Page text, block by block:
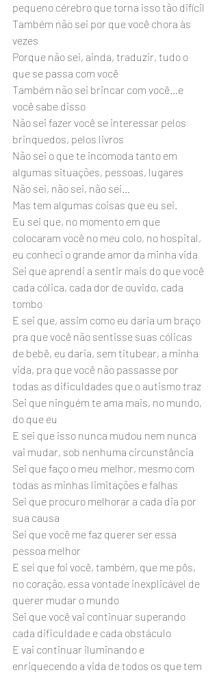
pequeno cérebro que torna isso tão difícil
Também não sei por que você chora às
vezes
Porque não sei, ainda, traduzir, tudo o
que se passa com você
Também não sei brincar com você…e
você sabe disso
Não sei fazer você se interessar pelos
brinquedos, pelos livros
Não sei o que te incomoda tanto em
algumas situações, pessoas, lugares
Não sei, não sei, não sei…
Mas tem algumas coisas que eu sei.
Eu sei que, no momento em que
colocaram você no meu colo, no hospital,
eu conheci o grande amor da minha vida
Sei que aprendi a sentir mais do que você
cada cólica, cada dor de ouvido, cada
tombo
E sei que, assim como eu daria um braço
pra que você não sentisse suas cólicas
de bebê, eu daria, sem titubear, a minha
vida, pra que você não passasse por
todas as dificuldades que o autismo traz
Sei que ninguém te ama mais, no mundo,
do que eu
E sei que isso nunca mudou nem nunca
vai mudar, sob nenhuma circunstância
Sei que faço o meu melhor, mesmo com
todas as minhas limitações e falhas
Sei que procuro melhorar a cada dia por
sua causa
Sei que você me faz querer ser essa
pessoa melhor
E sei que foi você, também, que me pôs,
no coração, essa vontade inexplicável de
querer mudar o mundo
Sei que você vai continuar superando
cada dificuldade e cada obstáculo
E vai continuar iluminando e
enriquecendo a vida de todos os que tem